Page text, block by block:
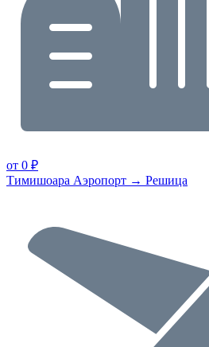
от 0 ₽
Тимишоара Аэропорт → Решица